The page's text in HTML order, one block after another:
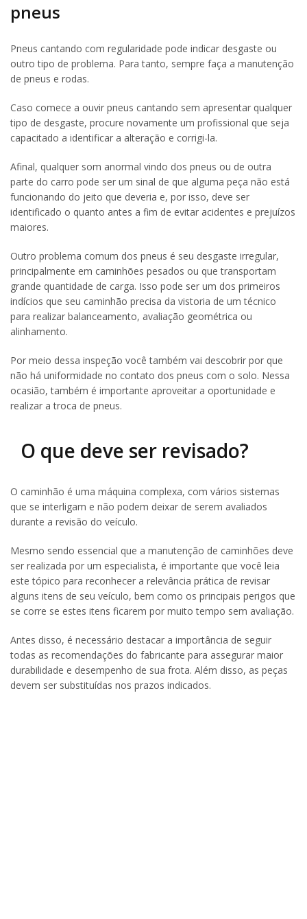
pneus
Pneus cantando com regularidade pode indicar desgaste ou
outro tipo de problema. Para tanto, sempre faça a manutenção
de pneus e rodas.
Caso comece a ouvir pneus cantando sem apresentar qualquer
tipo de desgaste, procure novamente um profissional que seja
capacitado a identificar a alteração e corrigi-la.
Afinal, qualquer som anormal vindo dos pneus ou de outra
parte do carro pode ser um sinal de que alguma peça não está
funcionando do jeito que deveria e, por isso, deve ser
identificado o quanto antes a fim de evitar acidentes e prejuízos
maiores.
Outro problema comum dos pneus é seu desgaste irregular,
principalmente em caminhões pesados ou que transportam
grande quantidade de carga. Isso pode ser um dos primeiros
indícios que seu caminhão precisa da vistoria de um técnico
para realizar balanceamento, avaliação geométrica ou
alinhamento.
Por meio dessa inspeção você também vai descobrir por que
não há uniformidade no contato dos pneus com o solo. Nessa
ocasião, também é importante aproveitar a oportunidade e
realizar a troca de pneus.
O que deve ser revisado?
O caminhão é uma máquina complexa, com vários sistemas
que se interligam e não podem deixar de serem avaliados
durante a revisão do veículo.
Mesmo sendo essencial que a manutenção de caminhões deve
ser realizada por um especialista, é importante que você leia
este tópico para reconhecer a relevância prática de revisar
alguns itens de seu veículo, bem como os principais perigos que
se corre se estes itens ficarem por muito tempo sem avaliação.
Antes disso, é necessário destacar a importância de seguir
todas as recomendações do fabricante para assegurar maior
durabilidade e desempenho de sua frota. Além disso, as peças
devem ser substituídas nos prazos indicados.